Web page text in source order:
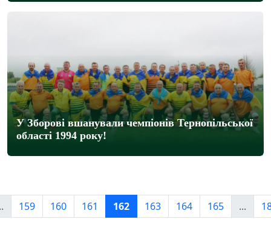
У Зборові вшанували чемпіонів Тернопільської
області 1994 року!
159 160 161 162 163 164 165 ...